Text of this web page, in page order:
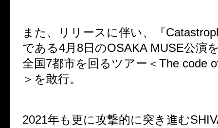
また、リリースに伴い、『
である4月8日のOSAKA MUSE公演
全国7都市を回るツアー＜The code
＞を敢行。
2021年も更に攻撃的に突き進む